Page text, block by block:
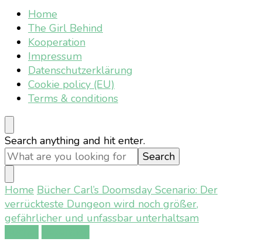
Home
The Girl Behind
Kooperation
Impressum
Datenschutzerklärung
Cookie policy (EU)
Terms & conditions
Looking
for
Something?
Search anything and hit enter.
Home Bücher Carl’s Doomsday Scenario: Der
verrückteste Dungeon wird noch größer,
gefährlicher und unfassbar unterhaltsam